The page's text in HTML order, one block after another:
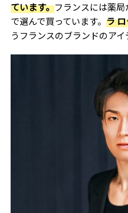
ています。フランスには薬
で選んで買っています。 ラ
うフランスのブランドのア